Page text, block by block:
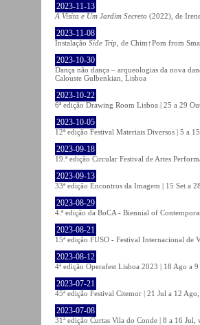
2023-11-13
A Visita e Um Jardim Secreto (2022), de
2023-11-08
Instalação Side Trip , de Chim↑Pom from
2023-10-30
Dança não dança – arqueologias da nova
Calouste Gulbenkian, Lisboa
2023-10-22
6ª edição Drawing Room Lisboa | 25 a 29
2023-10-05
12ª edição Festival Materiais Diversos | 5 a
2023-09-18
19.ª edição Circular Festival de Artes
2023-09-13
33ª edição Encontros da Imagem | 15 Set a
2023-08-29
4.ª edição da BoCA - Biennial of
2023-08-21
15ª edição FUSO - Festival Internacional de
2023-08-12
4ª edição Operafest Lisboa 2023 | 18 Ago a
2023-07-21
45ª edição Festival Citemor | 21 Jul a 12
2023-07-08
31ª edição Curtas Vila do Conde | 8 a 16